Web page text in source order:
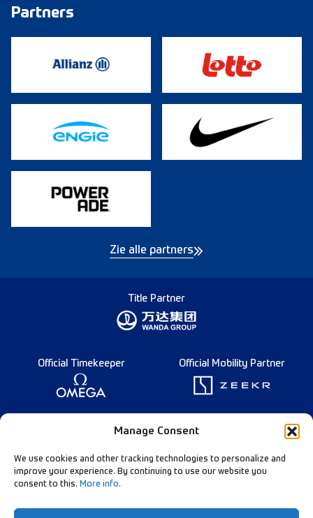
Manage Consent
We use cookies and other tracking technologies to personalize and
improve your experience. By continuing to use our website you
consent to this. More info.
Partners
Zie alle partners
Title Partner
Official Timekeeper Official Mobility Partner
Founding Partner